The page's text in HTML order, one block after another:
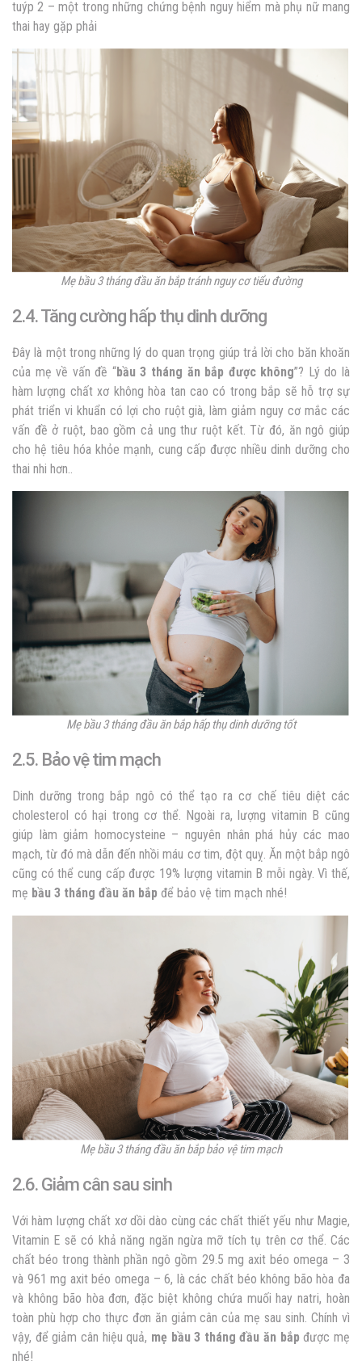
tuýp 2 – một trong những chứng bệnh nguy hiểm mà phụ nữ mang
thai hay gặp phải
Mẹ bầu 3 tháng đầu ăn bắp tránh nguy cơ tiểu đường
2.4. Tăng cường hấp thụ dinh dưỡng
Đây là một trong những lý do quan trọng giúp trả lời cho băn khoăn
của mẹ về vấn đề “bầu 3 tháng ăn bắp được không”? Lý do là
hàm lượng chất xơ không hòa tan cao có trong bắp sẽ hỗ trợ sự
phát triển vi khuẩn có lợi cho ruột già, làm giảm nguy cơ mắc các
vấn đề ở ruột, bao gồm cả ung thư ruột kết. Từ đó, ăn ngô giúp
cho hệ tiêu hóa khỏe mạnh, cung cấp được nhiều dinh dưỡng cho
thai nhi hơn..
Mẹ bầu 3 tháng đầu ăn bắp hấp thụ dinh dưỡng tốt
2.5. Bảo vệ tim mạch
Dinh dưỡng trong bắp ngô có thể tạo ra cơ chế tiêu diệt các
cholesterol có hại trong cơ thể. Ngoài ra, lượng vitamin B cũng
giúp làm giảm homocysteine – nguyên nhân phá hủy các mao
mạch, từ đó mà dẫn đến nhồi máu cơ tim, đột quỵ. Ăn một bắp ngô
cũng có thể cung cấp được 19% lượng vitamin B mỗi ngày. Vì thế,
mẹ bầu 3 tháng đầu ăn bắp để bảo vệ tim mạch nhé!
Mẹ bầu 3 tháng đầu ăn bắp bảo vệ tim mạch
2.6. Giảm cân sau sinh
Với hàm lượng chất xơ dồi dào cùng các chất thiết yếu như Magie,
Vitamin E sẽ có khả năng ngăn ngừa mỡ tích tụ trên cơ thể. Các
chất béo trong thành phần ngô gồm 29.5 mg axit béo omega – 3
và 961 mg axit béo omega – 6, là các chất béo không bão hòa đa
và không bão hòa đơn, đặc biệt không chứa muối hay natri, hoàn
toàn phù hợp cho thực đơn ăn giảm cân của mẹ sau sinh. Chính vì
vậy, để giảm cân hiệu quả, mẹ bầu 3 tháng đầu ăn bắp được mẹ
nhé!